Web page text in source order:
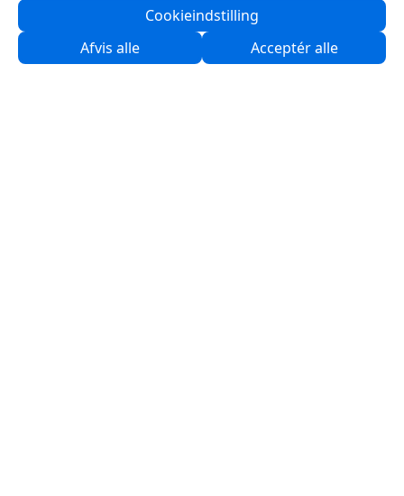
Cookieindstilling
Afvis alle
Acceptér alle
Om Os